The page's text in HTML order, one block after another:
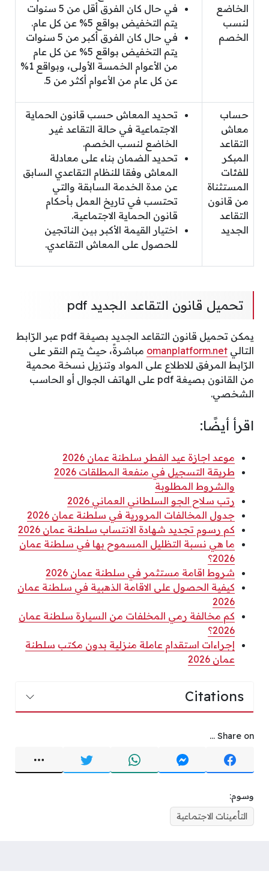
الخاضع
لنسب
الخصم
في حال كان الفرق أقل من 5 سنوات
يتم التخفيض بواقع 5% عن كل عام.
في حال كان الفرق أكبر من 5 سنوات
يتم التخفيض بواقع 5% عن كل عام
من الأعوام الخمسة الأولى، وبواقع 1%
عن كل عام من الأعوام أكثر من 5.
حساب
معاش
التقاعد
المبكر
للفئات
المستثناة
من قانون
التقاعد
الجديد
تحديد المعاش حسب قانون الحماية
الاجتماعية في حالة التقاعد غير
الخاضع لنسب الخصم.
تحديد الضمان بناء على معادلة
المعاش وفقا للنظام التقاعدي السابق
عن مدة الخدمة السابقة والتي
تحتسب في تاريخ العمل بأحكام
قانون الحماية الاجتماعية.
اختيار القيمة الأكبر بين الناتجين
للحصول على المعاش التقاعدي.
تحميل قانون التقاعد الجديد pdf
يمكن تحميل قانون التقاعد الجديد بصيغة pdf عبر الرّابط
التالي omanplatform.net مباشرةً، حيث يتم النقر على
الرّابط المرفق للاطلاع على المواد وتنزيل نسخة محمية
من القانون بصيغة pdf على الهاتف الجوال أو الحاسب
الشخصي.
اقرأ أيضًا:
موعد اجازة عيد الفطر سلطنة عمان 2026
طريقة التسجيل في منفعة المطلقات 2026
والشروط المطلوبة
رتب سلاح الجو السلطاني العماني 2026
جدول المخالفات المرورية في سلطنة عمان 2026
كم رسوم تجديد شهادة الانتساب سلطنة عمان 2026
ما هي نسبة التظليل المسموح بها في سلطنة عمان
2026؟
شروط اقامة مستثمر في سلطنة عمان 2026
كيفية الحصول على الاقامة الذهبية في سلطنة عمان
2026
كم مخالفة رمي المخلفات من السيارة سلطنة عمان
2026؟
إجراءات استقدام عاملة منزلية بدون مكتب سلطنة
عمان 2026
Citations
Share on ...
وسوم:
التأمينات الاجتماعية